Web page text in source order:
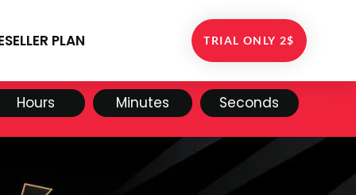
PLAN TRIAL ONLY 2$
Hours Minutes Seconds